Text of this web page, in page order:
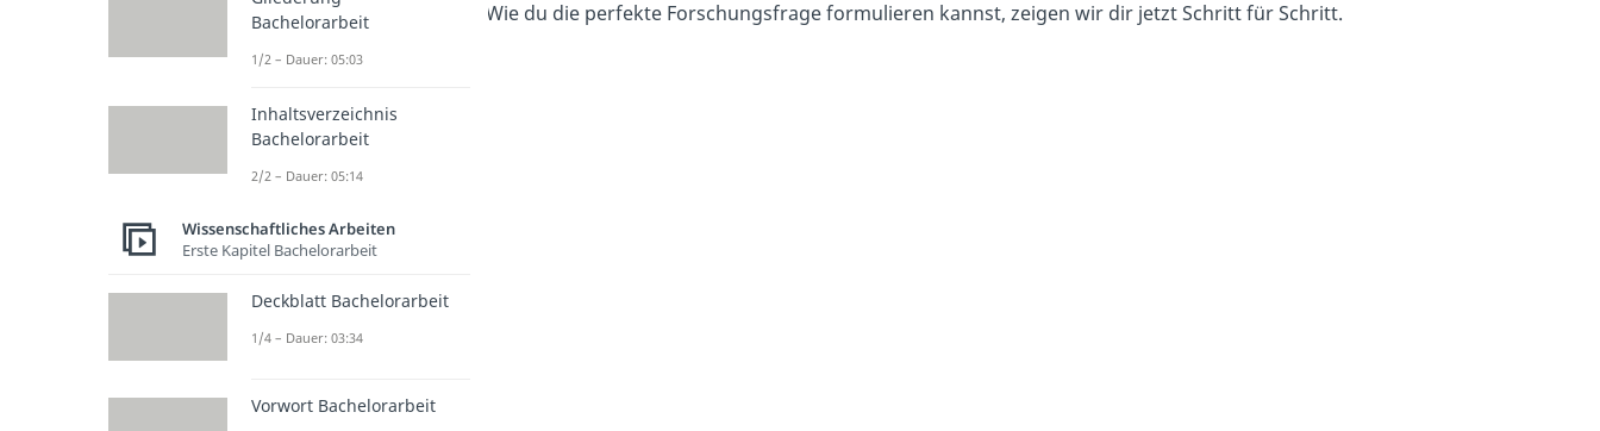
Wie du die perfekte Forschungsfrage formulieren kannst, zeigen wir dir jetzt Schritt für Schritt.
Bachelorarbeit
1/2 – Dauer: 05:03
Inhaltsverzeichnis
Bachelorarbeit
2/2 – Dauer: 05:14
Wissenschaftliches Arbeiten
Erste Kapitel Bachelorarbeit
Deckblatt Bachelorarbeit
1/4 – Dauer: 03:34
Vorwort Bachelorarbeit